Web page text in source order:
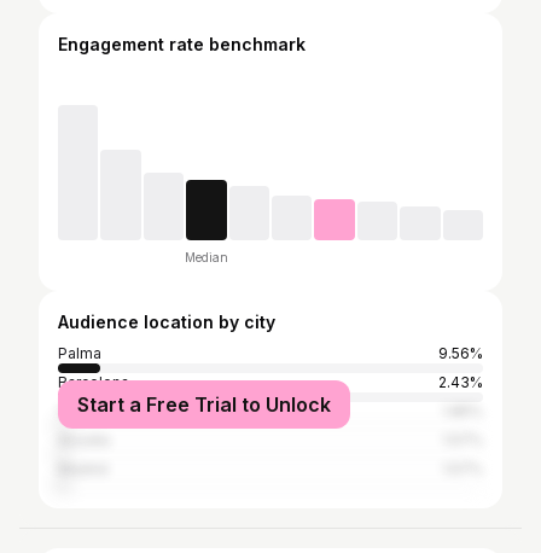
Engagement rate benchmark
Median
Audience location by city
Palma
9.56%
Barcelona
2.43%
Valencia
Start a Free Trial to Unlock